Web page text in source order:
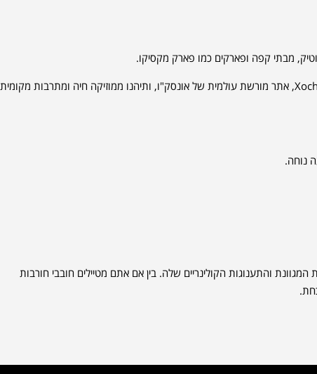
מבתי קפה ופארקים כמו פארק מקסיקו.
התנסו בשיט מסורתי בסירת טראג'ינרה דרך התעלות של Xochimilco, אתר מורשת עולמית של אונסק"ו, ותיהנו ממוזיקה חיה ומתרבות מקומית
נוחה.
והתענוגות הקולינריים שלה. בין אם אתם מטיילים חובבי חורבות